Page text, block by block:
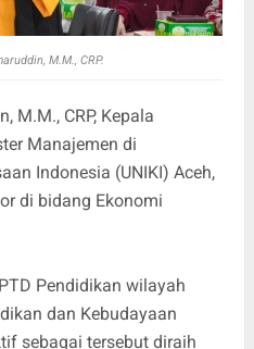
M.M., CRP.
M.M., CRP, Kepala
Manajemen di
Indonesia (UNIKI) Aceh,
di bidang Ekonomi
Pendidikan wilayah
dan Kebudayaan
sebagai tersebut diraih